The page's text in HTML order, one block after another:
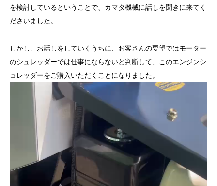
を検討しているということで、カマタ機械に話しを聞きに来てく
ださいました。
しかし、お話しをしていくうちに、お客さんの要望ではモーター
のシュレッダーでは仕事にならないと判断して、このエンジンシ
ュレッダーをご購入いただくことになりました。